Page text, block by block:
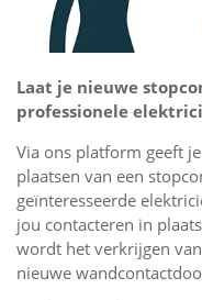
Laat je nieuwe
professionele
Via ons platform geeft
plaatsen van een
geïnteresseerde
jou contacteren in
wordt het verkrijgen
nieuwe